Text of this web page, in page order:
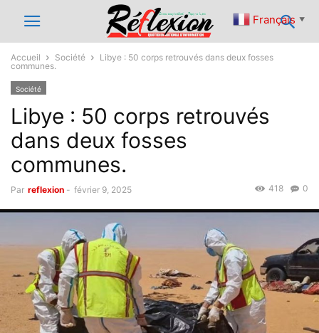
Accueil Société
Libye : 50 corps retrouvés dans deux fosses
communes.
Société
Libye : 50 corps retrouvés
dans deux fosses
communes.
Par reflexion - février 9, 2025 0
418
Français ▼